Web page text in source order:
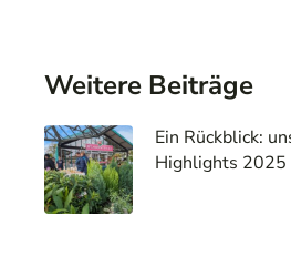
Weitere Beiträge
Ein Rückblick:
Highlights 2025